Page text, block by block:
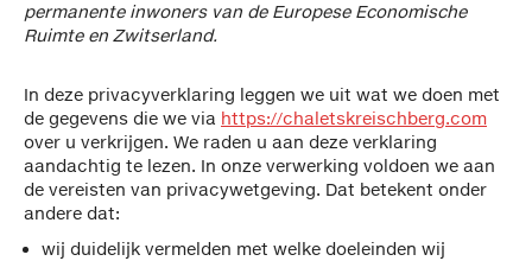
permanente inwoners van de Europese Economische
Ruimte en Zwitserland.
In deze privacyverklaring leggen we uit wat we doen met
de gegevens die we via https://chaletskreischberg.com
over u verkrijgen. We raden u aan deze verklaring
aandachtig te lezen. In onze verwerking voldoen we aan
de vereisten van privacywetgeving. Dat betekent onder
andere dat:
wij duidelijk vermelden met welke doeleinden wij